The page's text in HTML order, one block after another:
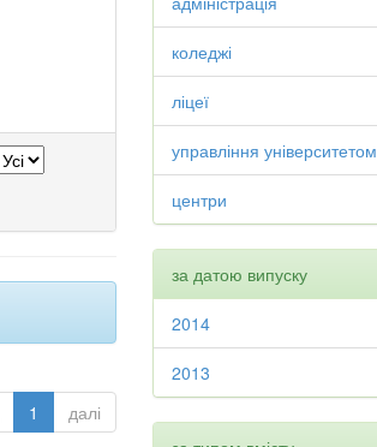
1 далі
коледжі
ліцеї
управління університетом
центри
за датою випуску
2014
2013